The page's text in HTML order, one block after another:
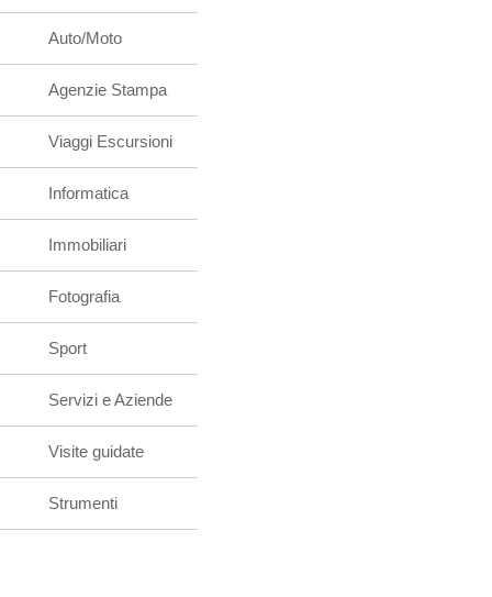
Auto/Moto
Agenzie Stampa
Viaggi Escursioni
Informatica
Immobiliari
Fotografia
Sport
Servizi e Aziende
Visite guidate
Strumenti